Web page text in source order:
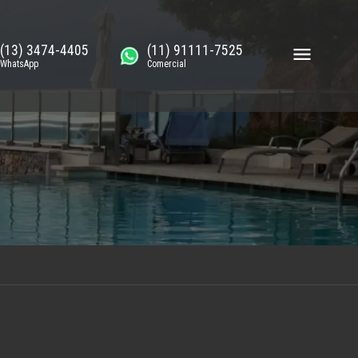
(13) 3474-4405
WhatsApp
(11) 91111-7525
Comercial